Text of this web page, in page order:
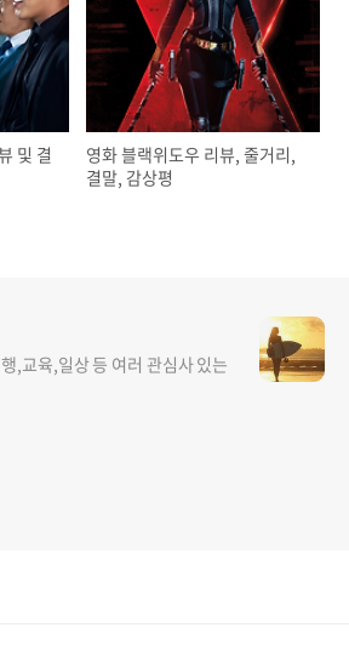
및 결
영화 블랙위도우 리뷰, 줄거리,
결말, 감상평
,교육,일상 등 여러 관심사 있는